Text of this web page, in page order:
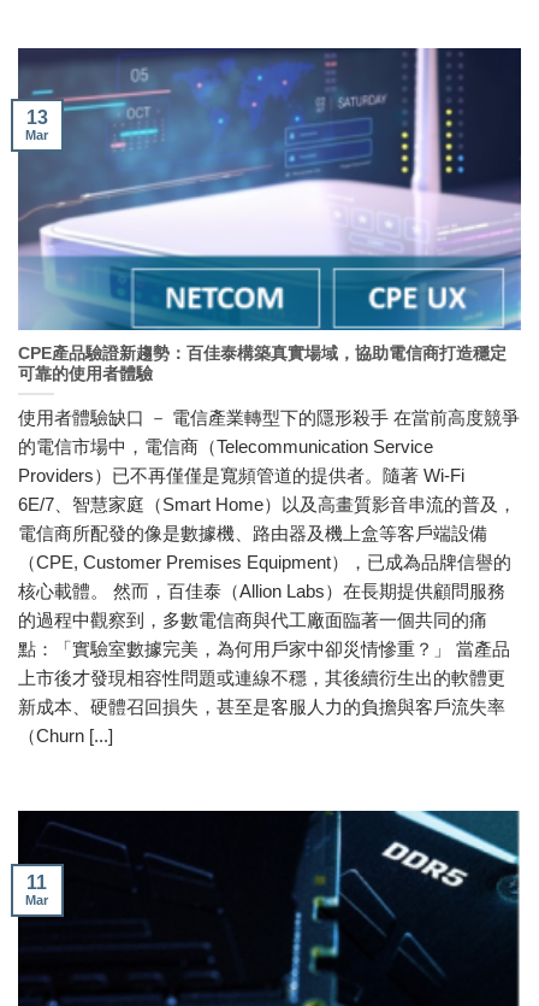
CPE產品驗證新趨勢：百佳泰構築真實場域，協助電信商打造穩定
可靠的使用者體驗
使用者體驗缺口 － 電信產業轉型下的隱形殺手 在當前高度競爭
的電信市場中，電信商（Telecommunication Service
Providers）已不再僅僅是寬頻管道的提供者。隨著 Wi-Fi
6E/7、智慧家庭（Smart Home）以及高畫質影音串流的普及，
電信商所配發的像是數據機、路由器及機上盒等客戶端設備
（CPE, Customer Premises Equipment），已成為品牌信譽的
核心載體。 然而，百佳泰（Allion Labs）在長期提供顧問服務
的過程中觀察到，多數電信商與代工廠面臨著一個共同的痛
點：「實驗室數據完美，為何用戶家中卻災情慘重？」 當產品
上市後才發現相容性問題或連線不穩，其後續衍生出的軟體更
新成本、硬體召回損失，甚至是客服人力的負擔與客戶流失率
（Churn [...]
13
Mar
11
Mar